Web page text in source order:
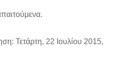
Τετάρτη, 22 Ιουλίου 2015,